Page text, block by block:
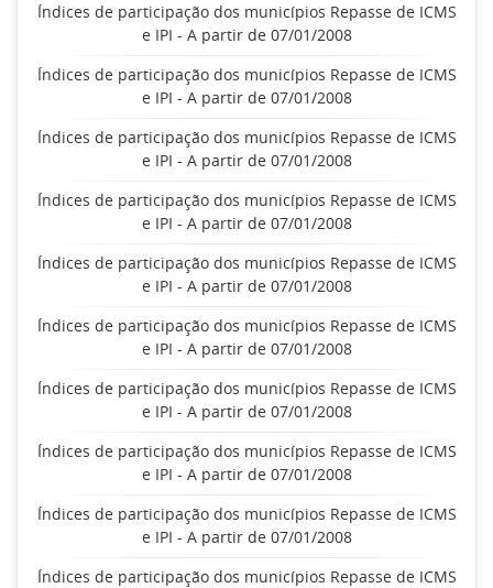
Índices de participação dos municípios Repasse de ICMS
e IPI - A partir de 07/01/2008
Índices de participação dos municípios Repasse de ICMS
e IPI - A partir de 07/01/2008
Índices de participação dos municípios Repasse de ICMS
e IPI - A partir de 07/01/2008
Índices de participação dos municípios Repasse de ICMS
e IPI - A partir de 07/01/2008
Índices de participação dos municípios Repasse de ICMS
e IPI - A partir de 07/01/2008
Índices de participação dos municípios Repasse de ICMS
e IPI - A partir de 07/01/2008
Índices de participação dos municípios Repasse de ICMS
e IPI - A partir de 07/01/2008
Índices de participação dos municípios Repasse de ICMS
e IPI - A partir de 07/01/2008
Índices de participação dos municípios Repasse de ICMS
e IPI - A partir de 07/01/2008
Índices de participação dos municípios Repasse de ICMS